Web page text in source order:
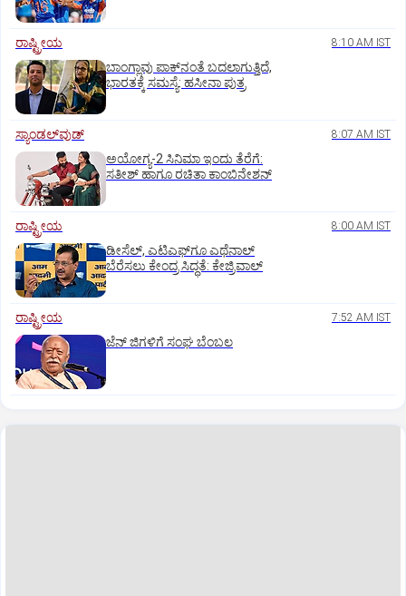
ರಾಷ್ಟ್ರೀಯ 8:10 AM IST
ಬಾಂಗ್ಲಾವು ಪಾಕ್‌ನಂತೆ ಬದಲಾಗುತ್ತಿದೆ,
ಭಾರತಕ್ಕೆ ಸಮಸ್ಯೆ: ಹಸೀನಾ ಪುತ್ರ
ಸ್ಯಾಂಡಲ್‌ವುಡ್‌ 8:07 AM IST
ಅಯೋಗ್ಯ-2 ಸಿನಿಮಾ ಇಂದು ತೆರೆಗೆ:
ಸತೀಶ್‌ ಹಾಗೂ ರಚಿತಾ ಕಾಂಬಿನೇಶನ್‌
ರಾಷ್ಟ್ರೀಯ 8:00 AM IST
ಡೀಸೆಲ್‌, ಎಟಿಎಫ್‌ಗೂ ಎಥೆನಾಲ್‌
ಬೆರೆಸಲು ಕೇಂದ್ರ ಸಿದ್ಧತೆ: ಕೇಜ್ರಿವಾಲ್‌
ರಾಷ್ಟ್ರೀಯ 7:52 AM IST
ಜೆನ್‌ ಜಿಗಳಿಗೆ ಸಂಘ ಬೆಂಬಲ